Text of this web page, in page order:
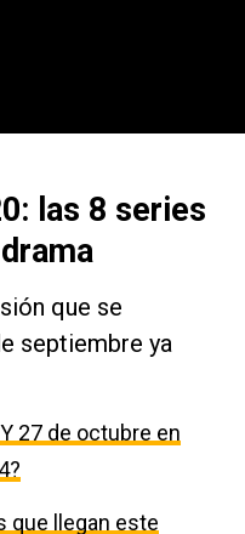
las 8 series
que se
septiembre ya
27 de octubre en
que llegan este